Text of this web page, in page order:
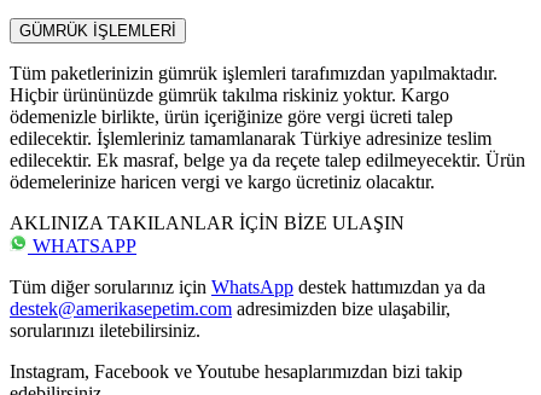
GÜMRÜK İŞLEMLERİ
Tüm paketlerinizin gümrük işlemleri tarafımızdan yapılmaktadır.
Hiçbir ürününüzde gümrük takılma riskiniz yoktur. Kargo
ödemenizle birlikte, ürün içeriğinize göre vergi ücreti talep
edilecektir. İşlemleriniz tamamlanarak Türkiye adresinize teslim
edilecektir. Ek masraf, belge ya da reçete talep edilmeyecektir. Ürün
ödemelerinize haricen vergi ve kargo ücretiniz olacaktır.
AKLINIZA TAKILANLAR İÇİN BİZE ULAŞIN
WHATSAPP
Tüm diğer sorularınız için WhatsApp destek hattımızdan ya da
destek@amerikasepetim.com adresimizden bize ulaşabilir,
sorularınızı iletebilirsiniz.
Instagram, Facebook ve Youtube hesaplarımızdan bizi takip